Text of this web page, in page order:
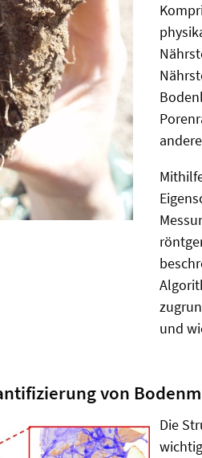
und
von
Die